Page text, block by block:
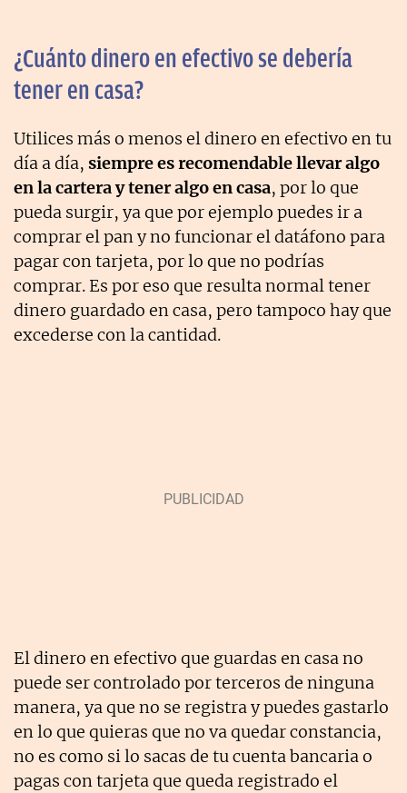
¿Cuánto dinero en efectivo se debería
tener en casa?
Utilices más o menos el dinero en efectivo en tu
día a día, siempre es recomendable llevar algo
en la cartera y tener algo en casa, por lo que
pueda surgir, ya que por ejemplo puedes ir a
comprar el pan y no funcionar el datáfono para
pagar con tarjeta, por lo que no podrías
comprar. Es por eso que resulta normal tener
dinero guardado en casa, pero tampoco hay que
excederse con la cantidad.
El dinero en efectivo que guardas en casa no
puede ser controlado por terceros de ninguna
manera, ya que no se registra y puedes gastarlo
en lo que quieras que no va quedar constancia,
no es como si lo sacas de tu cuenta bancaria o
pagas con tarjeta que queda registrado el